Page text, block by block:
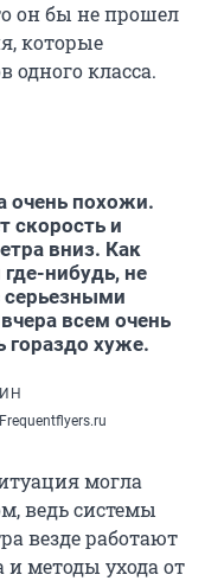
он бы не прошел
которые
одного класса.
очень похожи.
скорость и
вниз. Как
нибудь, не
серьезными
всем очень
гораздо хуже.
могла
ведь системы
везде работают
методы ухода от